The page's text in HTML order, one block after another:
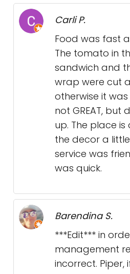
Carli P.
Food was fast
The tomato in
sandwich and
wrap were cut
otherwise it
not GREAT, but
up. The place
the decor a
service was
was quick.
Barendina S.
***Edit*** in
management
incorrect. Piper,